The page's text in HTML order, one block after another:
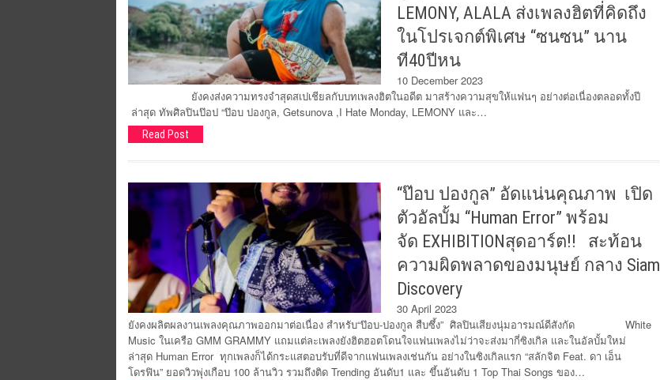
LEMONY, ALALA ส่งเพลงฮิตที่คิดถึง
ในโปรเจกต์พิเศษ “ซนซน” นาน
ที40ปีหน
10 December 2023
ยังคงส่งความทรงจำสุดสเปเชียลกับบทเพลงฮิตในอดีต มาสร้างความสุขให้แฟนๆ อย่างต่อเนื่องตลอดทั้งปี
ล่าสุด ทัพศิลปินป๊อป “ป๊อบ ปองกูล, Getsunova ,I Hate Monday, LEMONY และ…
Read Post
“ป๊อบ ปองกูล” อัดแน่นคุณภาพ เปิด
ตัวอัลบั้ม “Human Error” พร้อม
จัด EXHIBITIONสุดอาร์ต!! สะท้อน
ความผิดพลาดของมนุษย์ กลาง Siam
Discovery
30 April 2023
ยังคงผลิตผลงานเพลงคุณภาพออกมาต่อเนื่อง สำหรับ“ป๊อบ-ปองกูล สืบซึ้ง” ศิลปินเสียงนุ่มอารมณ์ดีสังกัด White
Music ในเครือ GMM GRAMMY แถมแต่ละเพลงยังฮิตฮอตโดนใจแฟนเพลงไม่ว่าจะส่งมากี่ซิงเกิล และในอัลบั้มใหม่
ล่าสุด Human Error ทุกเพลงก็ได้กระแสตอบรับที่ดีจากแฟนเพลงเช่นกัน อย่างในซิงเกิลแรก “สลักจิต Feat. ดา เอ็น
โดรฟิน” ยอดวิวพุ่งเกือบ 100 ล้านวิว รวมถึงติด Trending อันดับ1 และ ขึ้นอันดับ 1 Top Thai Songs ของ…